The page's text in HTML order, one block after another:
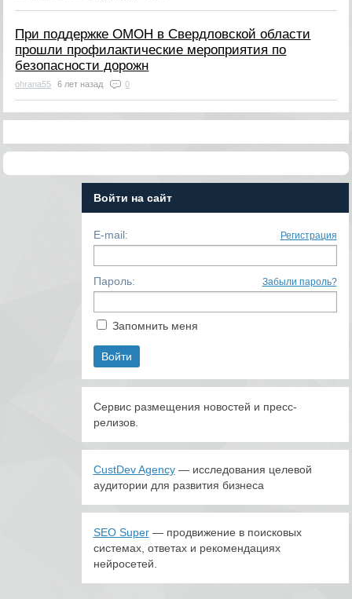
При поддержке ОМОН в Свердловской области
прошли профилактические мероприятия по
безопасности дорожн
ohrana55 6 лет назад 0
Войти на сайт
E-mail: Регистрация
Пароль: Забыли пароль?
Запомнить меня
Сервис размещения новостей и пресс-
релизов.
CustDev Agency— исследования целевой
аудитории для развития бизнеса
SEO Super— продвижение в поисковых
системах, ответах и рекомендациях
нейросетей.